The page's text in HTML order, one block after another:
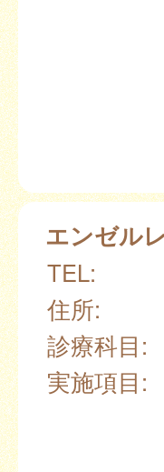
エンゼル
TEL:
住所:
診療科目:
実施項目: